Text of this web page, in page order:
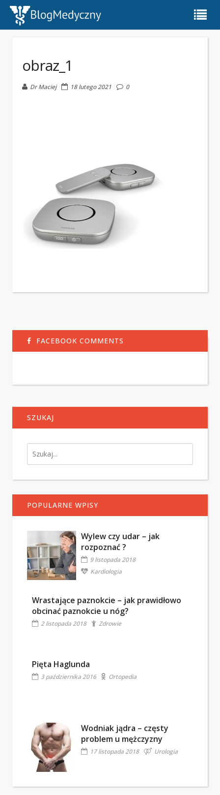
obraz_1
Dr Maciej 18 lutego 2021 0
FACEBOOK COMMENTS
SZUKAJ
POPULARNE WPISY
Wylew czy udar – jak
rozpoznać ?
9 listopada 2018
Kardiologia
Wrastające paznokcie – jak prawidłowo
obcinać paznokcie u nóg?
2 listopada 2018 Zdrowie
Pięta Haglunda
3 października 2016 Ortopedia
Wodniak jądra – częsty
problem u mężczyzny
17 listopada 2018 Urologia